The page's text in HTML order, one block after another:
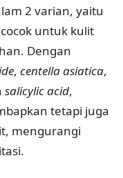
2 varian, yaitu
untuk kulit
Dengan
, centellaasiatica,
salicylicacid,
tetapi juga
mengurangi